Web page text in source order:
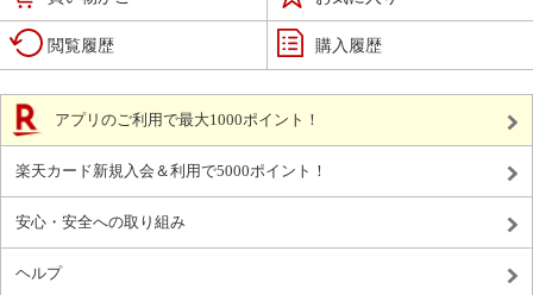
閲覧履歴 購入履歴
アプリのご利用で最大1000ポイント！
楽天カード新規入会＆利用で5000ポイント！
安心・安全への取り組み
ヘルプ